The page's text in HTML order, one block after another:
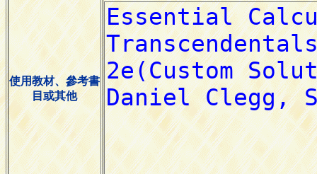
使用教材、參考書
目或其他